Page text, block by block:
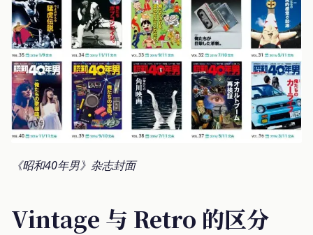
《昭和40年男》杂志封面
Vintage 与 Retro 的区分